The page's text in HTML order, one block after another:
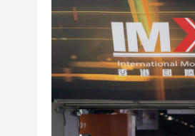
攜逾3萬
一如互
【A股收